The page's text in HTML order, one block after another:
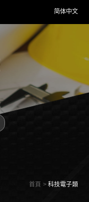
简体中文
首頁 科技電子類